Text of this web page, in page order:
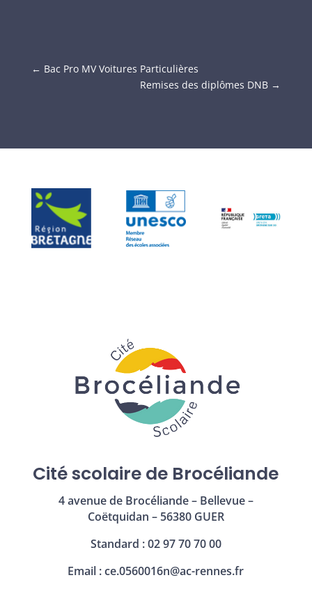
← Bac Pro MV Voitures Particulières
Remises des diplômes DNB →
Cité scolaire de Brocéliande
4 avenue de Brocéliande – Bellevue –
Coëtquidan – 56380 GUER
Standard : 02 97 70 70 00
Email :ce.0560016n@ac-rennes.fr